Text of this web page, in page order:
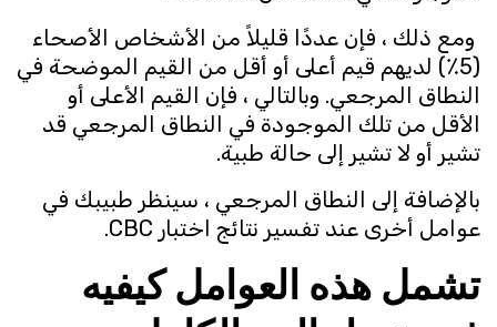
ومع ذلك ، فإن عددًا قليلاً من الأشخاص الأصحاء
(5٪) لديهم قيم أعلى أو أقل من القيم الموضحة في
النطاق المرجعي. وبالتالي ، فإن القيم الأعلى أو
الأقل من تلك الموجودة في النطاق المرجعي قد
تشير أو لا تشير إلى حالة طبية.
بالإضافة إلى النطاق المرجعي ، سينظر طبيبك في
عوامل أخرى عند تفسير نتائج اختبار CBC.
تشمل هذه العوامل كيفيه